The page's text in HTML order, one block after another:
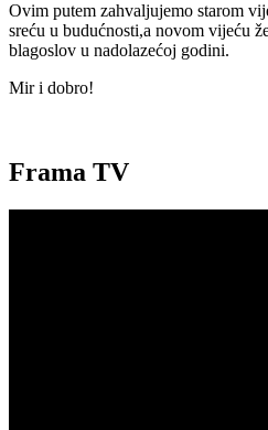
Ovim putem zahvaljujemo starom
sreću u budućnosti,a novom vijeću
blagoslov u nadolazećoj godini.
Mir i dobro!
Frama TV